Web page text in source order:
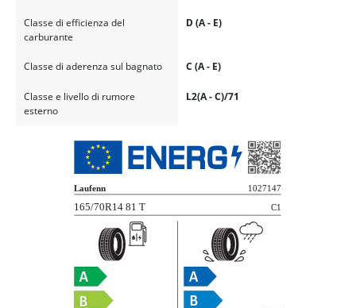
Classe di efficienza del
carburante
D (A - E)
Classe di aderenza sul bagnato C (A - E)
Classe e livello di rumore
esterno
L2(A - C)/71